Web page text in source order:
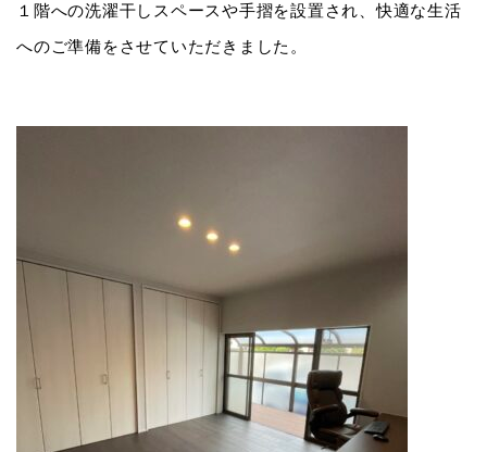
１階への洗濯干しスペースや手摺を設置され、快適な生活
へのご準備をさせていただきました。